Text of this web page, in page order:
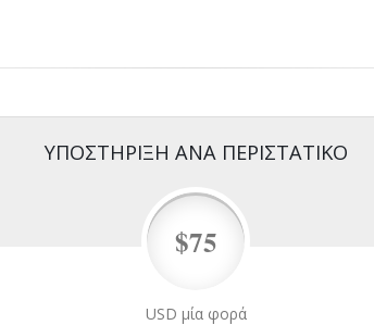
ΥΠΟΣΤΉΡΙΞΗ ΑΝΆ ΠΕΡΙΣΤΑΤΙΚΌ
$75
USD μία φορά